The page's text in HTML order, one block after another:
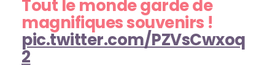
Tout le monde garde de
magnifiques souvenirs !
pic.twitter.com/PZVsCwxoq
2